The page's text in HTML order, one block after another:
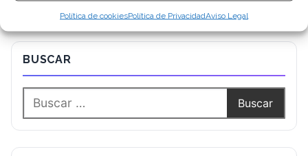
Política de cookiesPolítica de PrivacidadAviso Legal
BUSCAR